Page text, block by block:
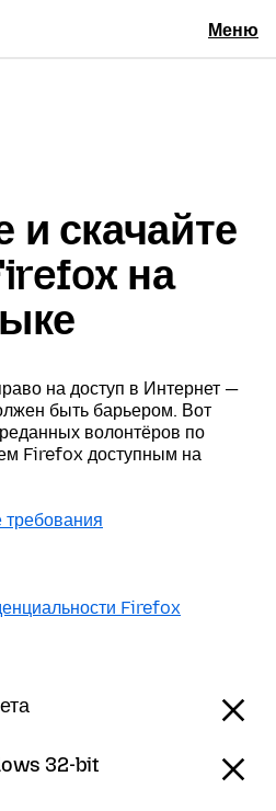
Меню
скачайте
на
на доступ в Интернет —
быть барьером. Вот
волонтёров по
Firefox доступным на
требования
Firefox
32-bit